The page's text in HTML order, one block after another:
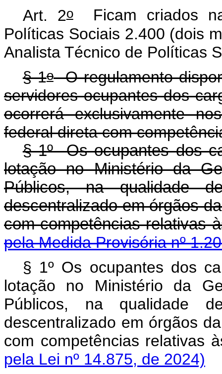
Art. 2oFicam criados na
Políticas Sociais 2.400 (dois
Analista Técnico de Políticas
§ 1oO regulamento
servidores ocupantes dos
ocorrerá exclusivamente
federal direta com
§ 1º Os ocupantes dos
lotação no Ministério da
Públicos, na qualidade
descentralizado em órgãos
com competências
pela Medida Provisória nº
§ 1º Os ocupantes dos
lotação no Ministério da
Públicos, na qualidade
descentralizado em órgãos
com competências
pela Lei nº 14.875, de 2024)